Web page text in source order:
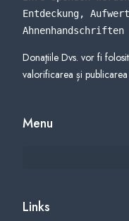
Entdeckung,
Ahnenhandschriften
Donaţiile Dvs. vor fi
valorificarea și
Menu
Links